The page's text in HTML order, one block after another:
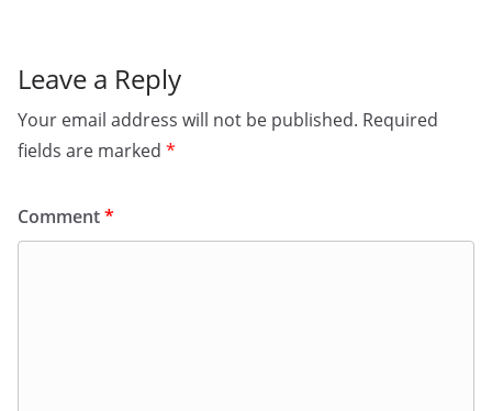
Leave a Reply
Your email address will not be published. Required
fields are marked *
Comment*